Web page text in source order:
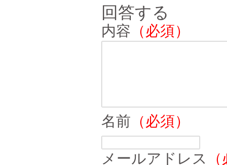
回答する
内容 （必須）
名前 （必須）
メールアドレス